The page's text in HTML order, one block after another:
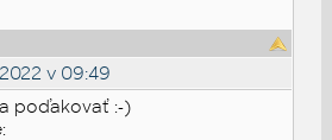
v 09:49
poďakovať :-)